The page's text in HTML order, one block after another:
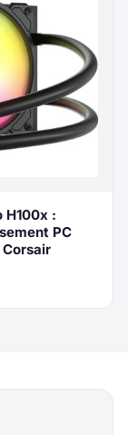
H100x :
PC